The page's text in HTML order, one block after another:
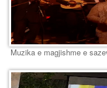
Muzika e magjishme e